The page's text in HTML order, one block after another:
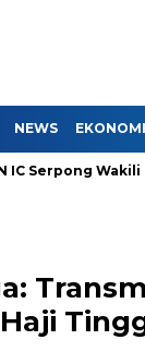
NEWS
Wakili RI di